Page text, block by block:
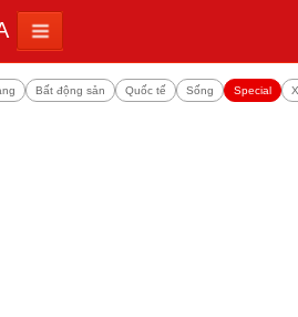
Bất động sản Quốc tế Sống Special